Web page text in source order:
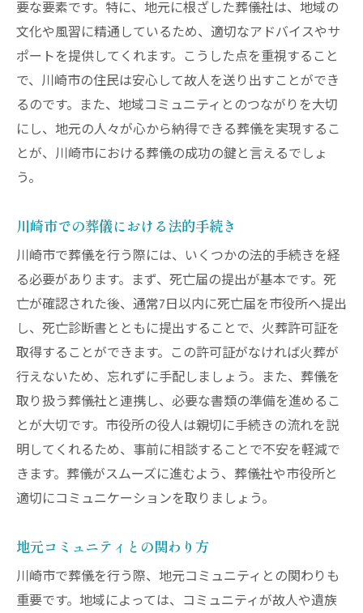
要な要素です。特に、地元に根ざした葬儀社は、地域の
文化や風習に精通しているため、適切なアドバイスやサ
ポートを提供してくれます。こうした点を重視すること
で、川崎市の住民は安心して故人を送り出すことができ
るのです。また、地域コミュニティとのつながりを大切
にし、地元の人々が心から納得できる葬儀を実現するこ
とが、川崎市における葬儀の成功の鍵と言えるでしょ
う。
川崎市での葬儀における法的手続き
川崎市で葬儀を行う際には、いくつかの法的手続きを経
る必要があります。まず、死亡届の提出が基本です。死
亡が確認された後、通常7日以内に死亡届を市役所へ提出
し、死亡診断書とともに提出することで、火葬許可証を
取得することができます。この許可証がなければ火葬が
行えないため、忘れずに手配しましょう。また、葬儀を
取り扱う葬儀社と連携し、必要な書類の準備を進めるこ
とが大切です。市役所の役人は親切に手続きの流れを説
明してくれるため、事前に相談することで不安を軽減で
きます。葬儀がスムーズに進むよう、葬儀社や市役所と
適切にコミュニケーションを取りましょう。
地元コミュニティとの関わり方
川崎市で葬儀を行う際、地元コミュニティとの関わりも
重要です。地域によっては、コミュニティが故人や遺族